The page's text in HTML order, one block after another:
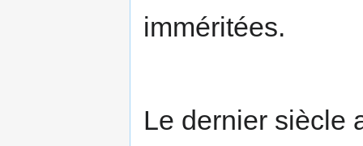
imméritées.
Le dernier siècle